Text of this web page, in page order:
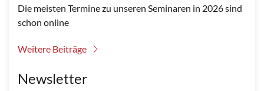
Die meisten Termine zu unseren Seminaren in 2026 sind
schon online
Weitere Beiträge
Newsletter